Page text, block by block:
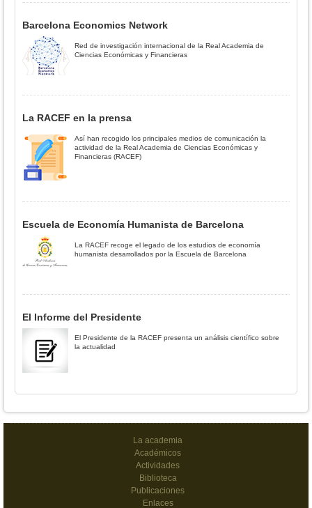
Barcelona Economics Network
Red de investigación internacional de la Real Academia de
Ciencias Económicas y Financieras
La RACEF en la prensa
Así han recogido los principales medios de comunicación la
actividad de la Real Academia de Ciencias Económicas y
Financieras (RACEF)
Escuela de Economía Humanista de Barcelona
La RACEF recoge el legado de los estudios de economía
humanista desarrollados por la Escuela de Barcelona
El Informe del Presidente
El Presidente de la RACEF presenta un análisis científico sobre
la actualidad
La academia
Académicos
Actividades
Biblioteca
Publicaciones
Enlaces